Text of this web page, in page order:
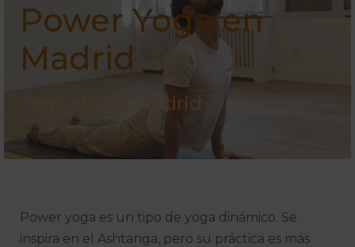
Power Yoga en
Madrid
Yoga Home Madrid
Power yoga es un tipo de yoga dinámico. Se
inspira en el Ashtanga, pero su práctica es más